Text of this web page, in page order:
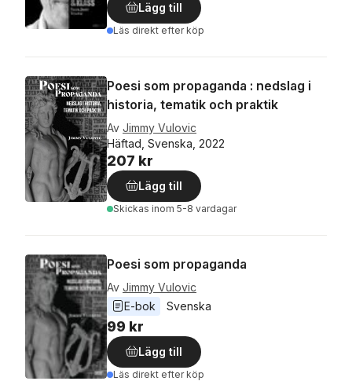
Lägg till
Läs direkt efter köp
Poesi som propaganda : nedslag i
historia, tematik och praktik
Av Jimmy Vulovic
Häftad, Svenska, 2022
207 kr
Lägg till
Skickas inom 5-8 vardagar
Poesi som propaganda
Av Jimmy Vulovic
E-bok
Svenska
99 kr
Lägg till
Läs direkt efter köp